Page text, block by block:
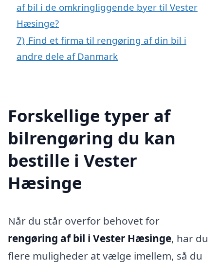
af bil i de omkringliggende byer til Vester
Hæsinge?
7) Find et firma til rengøring af din bil i
andre dele af Danmark
Forskellige typer af
bilrengøring du kan
bestille i Vester
Hæsinge
Når du står overfor behovet for
rengøring af bil i Vester Hæsinge, har du
flere muligheder at vælge imellem, så du